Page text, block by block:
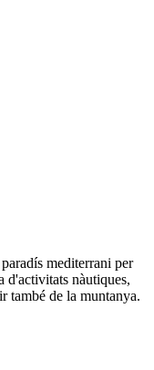
mediterrani per
d'activitats nàutiques,
també de la muntanya.